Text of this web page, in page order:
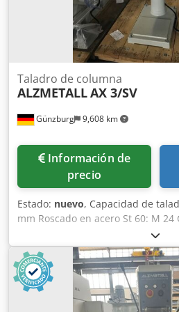
Günzburg 9,608 km
Taladro de columna
ALZMETALLAX 3/SV
Información de
precio
Estado: nuevo, Capacidad de
mm Roscado en acero St 60: M
Roscado en fundición GG 20: M
– infinitamente variable: 160-
Recorrido del husillo: 120 mm
de la columna: 115 mm Mesa de
útil: 515x360 mm Distancia husillo
117/701 mm Ranuras en T –